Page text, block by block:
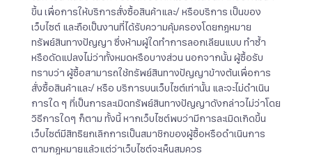
ขึ้น เพื่อการให้บริการสั่งซื้อสินค้าและ/ หรือบริการ เป็นของ
เว็บไซต์ และถือเป็นงานที่ได้รับความคุ้มครองโดยกฎหมาย
ทรัพย์สินทางปัญญา ซึ่งห้ามผู้ใดทำการลอกเลียนแบบ ทำซ้ำ
หรือดัดแปลงไม่ว่าทั้งหมดหรือบางส่วน นอกจากนั้น ผู้ซื้อรับ
ทราบว่า ผู้ซื้อสามารถใช้ทรัพย์สินทางปัญญาข้างต้นเพื่อการ
สั่งซื้อสินค้าและ/ หรือ บริการบนเว็บไซต์เท่านั้น และจะไม่ดำเนิน
การใด ๆ ที่เป็นการละเมิดทรัพย์สินทางปัญญาดังกล่าวไม่ว่าโดย
วิธีการใดๆ ก็ตาม ทั้งนี้ หากเว็บไซต์พบว่ามีการละเมิดเกิดขึ้น
เว็บไซต์มีสิทธิยกเลิกการเป็นสมาชิกของผู้ซื้อหรือดำเนินการ
ตามกฎหมายแล้วแต่ว่าเว็บไซต์จะเห็นสมควร